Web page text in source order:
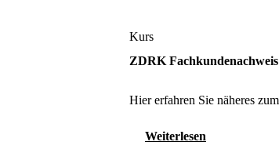
Kurs
ZDRK Fachkundenachweis
Hier erfahren Sie näheres
Weiterlesen